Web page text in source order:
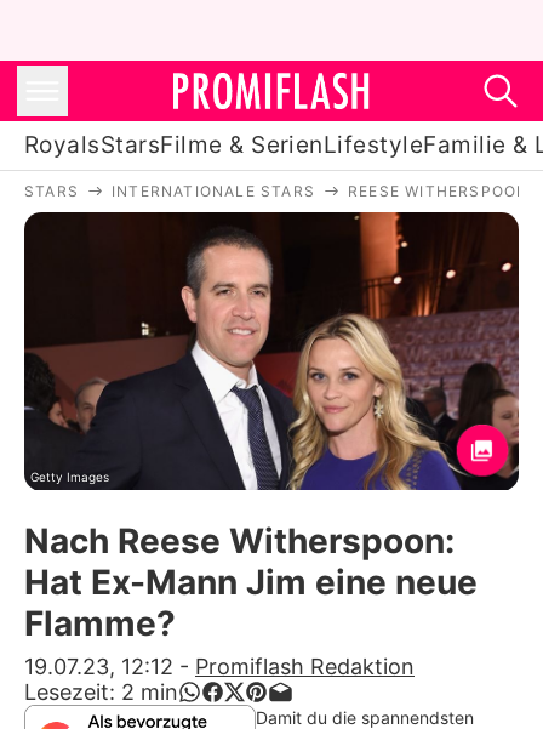
RoyalsStarsFilme & SerienLifestyleFamilie &
Royals
Stars
Filme & Serien
Lifestyle
Familie & Liebe
Promiflash Exklusiv
Alle Themen auf Promiflash
App runterladen
Team
STARS INTERNATIONALE STARS REESE WITHERSPOON
Getty Images
Nach Reese Witherspoon:
Hat Ex-Mann Jim eine neue
Flamme?
19.07.23, 12:12 - Promiflash Redaktion
Lesezeit: 2 min
Damit du die spannendsten